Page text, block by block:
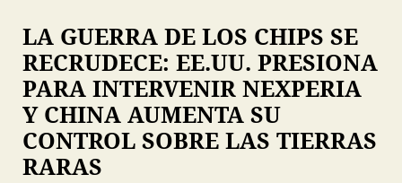
LA GUERRA DE LOS CHIPS SE
RECRUDECE: EE.UU. PRESIONA
PARA INTERVENIR NEXPERIA
Y CHINA AUMENTA SU
CONTROL SOBRE LAS TIERRAS
RARAS